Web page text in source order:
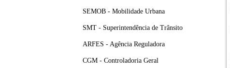
SEMOB - Mobilidade Urbana
SMT - Superintendência de Trânsito
ARFES - Agência Reguladora
CGM - Controladoria Geral